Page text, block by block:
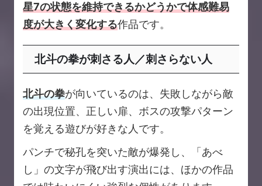
星7の状態を維持できるかどうかで体感難易
度が大きく変化する作品です。
北斗の拳が刺さる人／刺さらない人
北斗の拳が向いているのは、失敗しながら敵
の出現位置、正しい扉、ボスの攻撃パターン
を覚える遊びが好きな人です。
パンチで秘孔を突いた敵が爆発し、「あべ
し」の文字が飛び出す演出には、ほかの作品